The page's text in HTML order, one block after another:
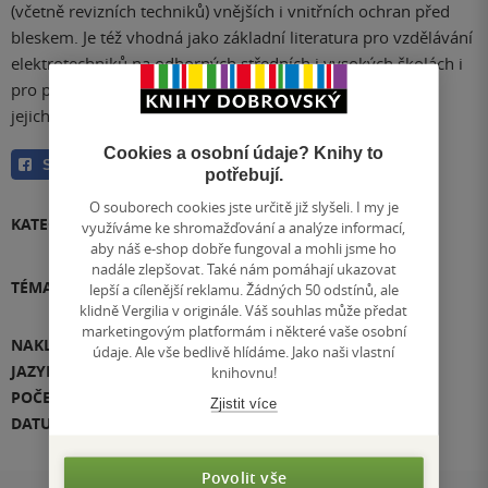
(včetně revizních techniků) vnějších i vnitřních ochran před
bleskem. Je též vhodná jako základní literatura pro vzdělávání
elektrotechniků na odborných středních i vysokých školách i
pro přípravu elektrotechniků ke zkouškám a přezkoušení
jejich odborné způsobilosti.
Sdílet
KATEGORIE E-knihy»Naučná literatura»Hobby
Kutilství
TÉMATA
Přidat téma
NAKLADATEL
IN-EL
JAZYK
POČET STRAN
DATUM VYDÁNÍ
Cookies a osobní údaje? Knihy to
potřebují.
O souborech cookies jste určitě již slyšeli. I my je
využíváme ke shromažďování a analýze informací,
aby náš e-shop dobře fungoval a mohli jsme ho
nadále zlepšovat. Také nám pomáhají ukazovat
lepší a cílenější reklamu. Žádných 50 odstínů, ale
klidně Vergilia v originále. Váš souhlas může předat
marketingovým platformám i některé vaše osobní
údaje. Ale vše bedlivě hlídáme. Jako naši vlastní
knihovnu!
Zjistit více
Povolit vše